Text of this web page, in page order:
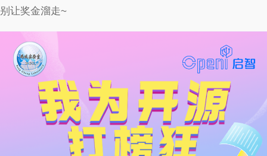
别让奖金溜走~